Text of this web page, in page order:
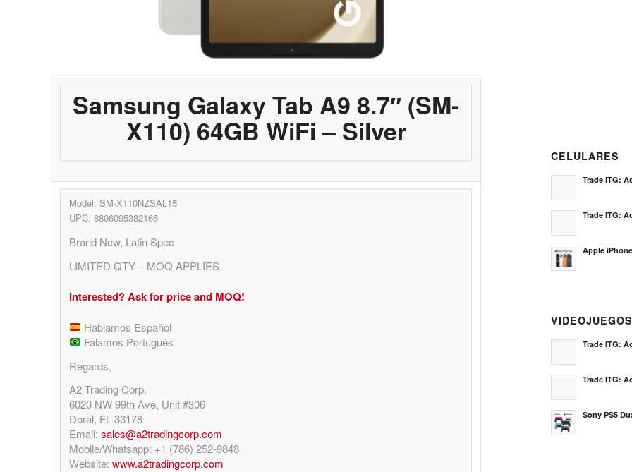
Samsung Galaxy Tab A9 8.7″ (SM-
X110) 64GB WiFi – Silver
Model: SM-X110NZSAL15
UPC: 8806095382166
Brand New, Latin Spec
LIMITED QTY – MOQ APPLIES
Interested? Ask for price and MOQ!
Hablamos Español
Falamos Português
Regards,
A2 Trading Corp.
6020 NW 99th Ave, Unit #306
Doral, FL 33178
Email: sales@a2tradingcorp.com
Mobile/Whatsapp: +1 (786) 252-9848
Website: www.a2tradingcorp.com
CELULARES
Trade ITG:
Trade ITG:
Apple
VIDEOJUEGOS
Trade ITG:
Trade ITG:
Sony PS5